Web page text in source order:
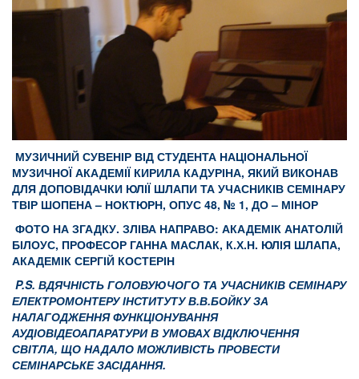
МУЗИЧНИЙ СУВЕНІР ВІД СТУДЕНТА НАЦІОНАЛЬНОЇ
МУЗИЧНОЇ АКАДЕМІЇ КИРИЛА КАДУРІНА, ЯКИЙ ВИКОНАВ
ДЛЯ ДОПОВІДАЧКИ ЮЛІЇ ШЛАПИ ТА УЧАСНИКІВ СЕМІНАРУ
ТВІР ШОПЕНА – НОКТЮРН, ОПУС 48, № 1, ДО – МІНОР
ФОТО НА ЗГАДКУ. ЗЛІВА НАПРАВО: АКАДЕМІК АНАТОЛІЙ
БІЛОУС, ПРОФЕСОР ГАННА МАСЛАК, К.Х.Н. ЮЛІЯ ШЛАПА,
АКАДЕМІК СЕРГІЙ КОСТЕРІН
P.S. ВДЯЧНІСТЬ ГОЛОВУЮЧОГО ТА УЧАСНИКІВ СЕМІНАРУ
ЕЛЕКТРОМОНТЕРУ ІНСТИТУТУ В.В.БОЙКУ ЗА
НАЛАГОДЖЕННЯ ФУНКЦІОНУВАННЯ
АУДІОВІДЕОАПАРАТУРИ В УМОВАХ ВІДКЛЮЧЕННЯ
СВІТЛА, ЩО НАДАЛО МОЖЛИВІСТЬ ПРОВЕСТИ
СЕМІНАРСЬКЕ ЗАСІДАННЯ.